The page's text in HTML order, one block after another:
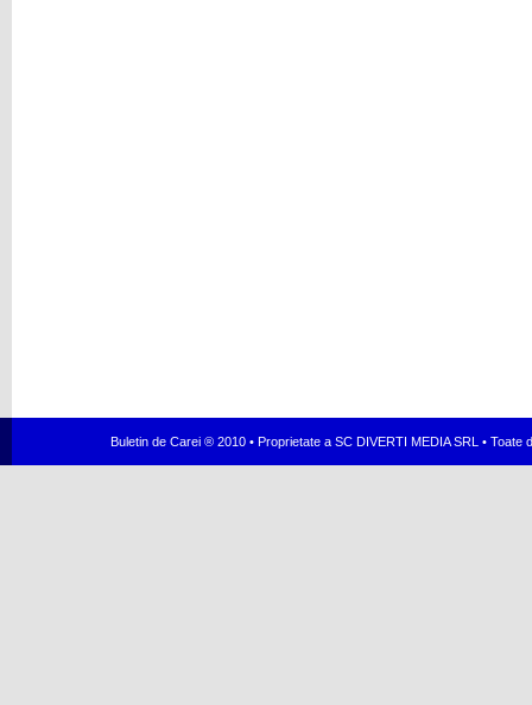
Buletin de Carei ® 2010 • Proprietate a SC DIVERTI MEDIA SRL •